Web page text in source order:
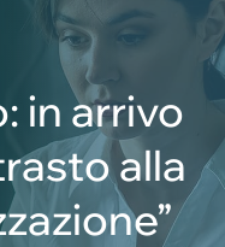
in arrivo
alla